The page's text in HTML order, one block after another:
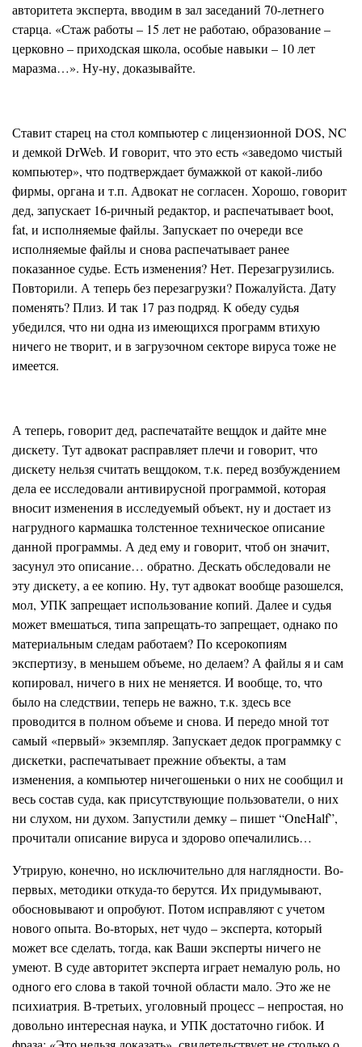
авторитета эксперта, вводим в зал заседаний 70-летнего
старца. «Стаж работы – 15 лет не работаю, образование –
церковно – приходская школа, особые навыки – 10 лет
маразма…». Ну-ну, доказывайте.
Ставит старец на стол компьютер с лицензионной DOS, NC
и демкой DrWeb. И говорит, что это есть «заведомо чистый
компьютер», что подтверждает бумажкой от какой-либо
фирмы, органа и т.п. Адвокат не согласен. Хорошо, говорит
дед, запускает 16-ричный редактор, и распечатывает boot,
fat, и исполняемые файлы. Запускает по очереди все
исполняемые файлы и снова распечатывает ранее
показанное судье. Есть изменения? Нет. Перезагрузились.
Повторили. А теперь без перезагрузки? Пожалуйста. Дату
поменять? Плиз. И так 17 раз подряд. К обеду судья
убедился, что ни одна из имеющихся программ втихую
ничего не творит, и в загрузочном секторе вируса тоже не
имеется.
А теперь, говорит дед, распечатайте вещдок и дайте мне
дискету. Тут адвокат расправляет плечи и говорит, что
дискету нельзя считать вещдоком, т.к. перед возбуждением
дела ее исследовали антивирусной программой, которая
вносит изменения в исследуемый объект, ну и достает из
нагрудного кармашка толстенное техническое описание
данной программы. А дед ему и говорит, чтоб он значит,
засунул это описание… обратно. Дескать обследовали не
эту дискету, а ее копию. Ну, тут адвокат вообще разошелся,
мол, УПК запрещает использование копий. Далее и судья
может вмешаться, типа запрещать-то запрещает, однако по
материальным следам работаем? По ксерокопиям
экспертизу, в меньшем объеме, но делаем? А файлы я и сам
копировал, ничего в них не меняется. И вообще, то, что
было на следствии, теперь не важно, т.к. здесь все
проводится в полном объеме и снова. И передо мной тот
самый «первый» экземпляр. Запускает дедок программку с
дискетки, распечатывает прежние объекты, а там
изменения, а компьютер ничегошеньки о них не сообщил и
весь состав суда, как присутствующие пользователи, о них
ни слухом, ни духом. Запустили демку – пишет “OneHalf”,
прочитали описание вируса и здорово опечалились…
Утрирую, конечно, но исключительно для наглядности. Во-
первых, методики откуда-то берутся. Их придумывают,
обосновывают и опробуют. Потом исправляют с учетом
нового опыта. Во-вторых, нет чудо – эксперта, который
может все сделать, тогда, как Ваши эксперты ничего не
умеют. В суде авторитет эксперта играет немалую роль, но
одного его слова в такой точной области мало. Это же не
психиатрия. В-третьих, уголовный процесс – непростая, но
довольно интересная наука, и УПК достаточно гибок. И